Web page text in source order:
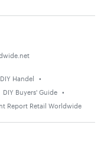
DIY Handel
DIY Buyers' Guide
Report Retail Worldwide